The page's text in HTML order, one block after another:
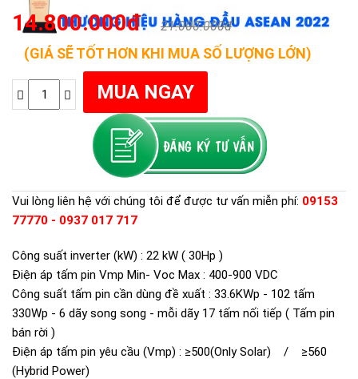
14.800.000đ 21.000.000đ
(GIÁ SẼ TỐT HƠN KHI MUA SỐ LƯỢNG LỚN)
Vui lòng liên hệ với chúng tôi để được tư vấn miễn phí: 09153
77770 - 0937 017 717
Công suất inverter (kW) : 22 kW ( 30Hp )
Điện áp tấm pin Vmp Min- Voc Max : 400-900 VDC
Công suất tấm pin cần dùng đề xuất : 33.6KWp - 102 tấm
330Wp - 6 dãy song song - mỗi dãy 17 tấm nối tiếp ( Tấm pin
bán rời )
Điện áp tấm pin yêu cầu (Vmp) : ≥500(Only Solar) / ≥560
(Hybrid Power)